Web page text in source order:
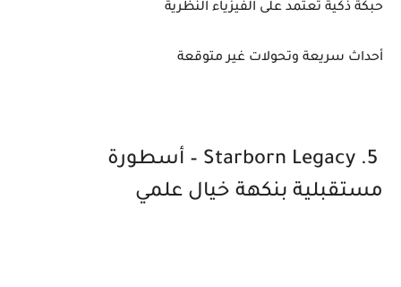
حبكة ذكية تعتمد على الفيزياء النظرية
أحداث سريعة وتحولات غير متوقعة
5. Starborn Legacy – أسطورة
مستقبلية بنكهة خيال علمي